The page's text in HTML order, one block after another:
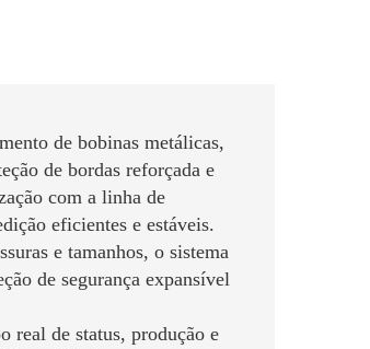
de bobinas metálicas,
de bordas reforçada e
com a linha de
eficientes e estáveis.
e tamanhos, o sistema
de segurança expansível
real de status, produção e